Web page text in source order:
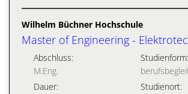
Wilhelm Büchner Hochschule
Master of Engineering -
Abschluss:
M.Eng.
Studienform:
Dauer:
Studienort: